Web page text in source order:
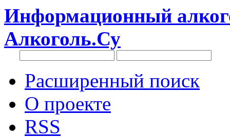
Информационный
Алкоголь.Су
Расширенный поиск
О проекте
RSS